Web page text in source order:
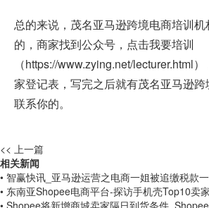
总的来说，茂名亚马逊跨境电商培训
的，商家找到公众号，点击我要培训
（https://www.zying.net/lecturer.html）
家登记表，写完之后就有茂名亚马逊
联系你的。
<< 上一篇
相关新闻
• 智赢快讯_亚马逊运营之电商一姐被追缴税款
• 东南亚Shopee电商平台-探访手机壳Top10卖